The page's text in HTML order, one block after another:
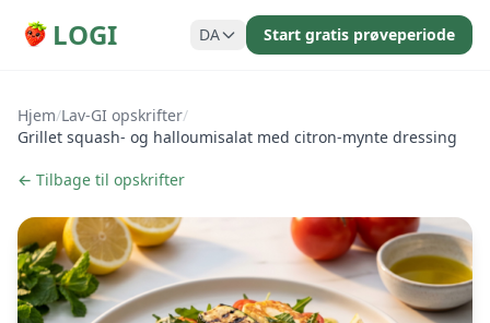
LOGI DA Start gratis prøveperiode
Hjem/Lav-GI opskrifter/
Grillet squash- og halloumisalat med citron-mynte dressing
← Tilbage til opskrifter